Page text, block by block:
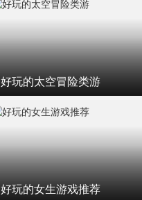
好玩的太空冒险类游
好玩的女生游戏推荐